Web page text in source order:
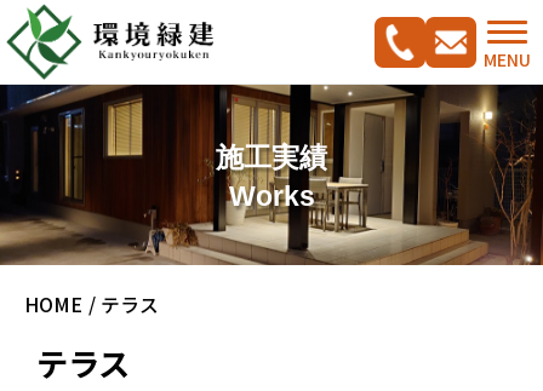
MENU
コンセプト
施工実績
Works
HOME テラス
テラス